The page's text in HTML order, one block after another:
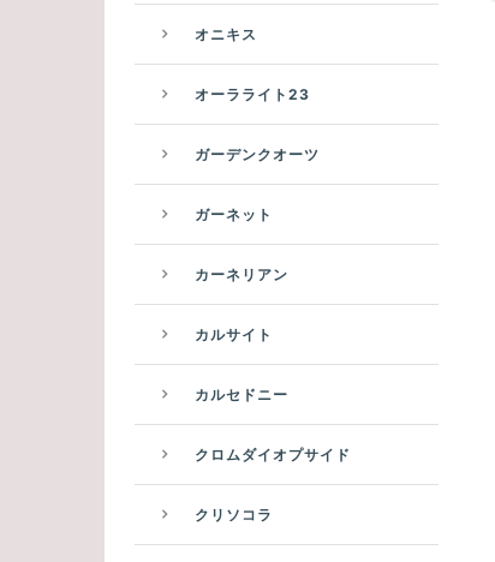
オニキス
オーラライト23
ガーデンクオーツ
ガーネット
カーネリアン
カルサイト
カルセドニー
クロムダイオプサイド
クリソコラ